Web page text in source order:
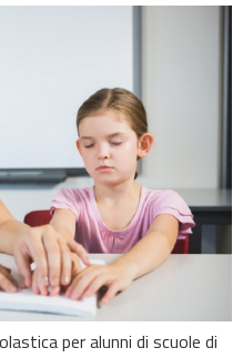
per alunni di scuole di